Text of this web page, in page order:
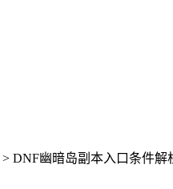
> DNF幽暗岛副本入口条件解